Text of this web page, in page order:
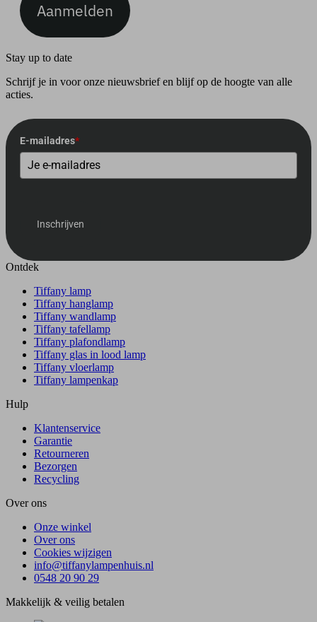
Aanmelden
Stay up to date
Schrijf je in voor onze nieuwsbrief en blijf op de hoogte van alle
acties.
E-mailadres*
Inschrijven
Ontdek
Tiffany lamp
Tiffany hanglamp
Tiffany wandlamp
Tiffany tafellamp
Tiffany plafondlamp
Tiffany glas in lood lamp
Tiffany vloerlamp
Tiffany lampenkap
Hulp
Klantenservice
Garantie
Retourneren
Bezorgen
Recycling
Over ons
Onze winkel
Over ons
Cookies wijzigen
info@tiffanylampenhuis.nl
0548 20 90 29
Makkelijk & veilig betalen